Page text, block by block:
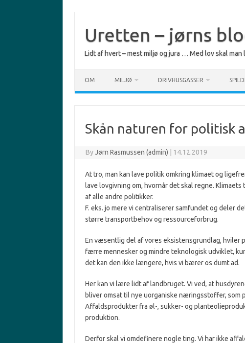
content
Uretten – jørns
Lidt af hvert – mest miljø og jura … Med lov skal
OM MILJØ DRIVHUSGASSER
Skån naturen for politisk
ByJørn Rasmussen (admin) 14.12.2019
At tro, man kan lave politik omkring klimaet og
lave lovgivning om, hvornår det skal regne.
af alle andre politikker.
F. eks. jo mere vi centraliserer samfundet og deler
større transportbehov og ressourceforbrug.
En væsentlig del af vores eksistensgrundlag, hviler
færre mennesker og mindre teknologisk udviklet,
det kan den ikke længere, hvis vi bærer os dumt ad.
Her kan vi lære lidt af landbruget. Vi ved, at
bliver omsat til nye uorganiske næringsstoffer, som
Affaldsprodukter fra øl-, sukker- og
produktion.
Derfor skal vi omdefinere nogle ting. Vi har ikke